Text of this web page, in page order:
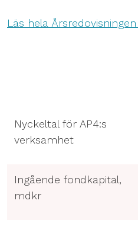
Läs hela
Nyckeltal för AP4:s
verksamhet
Ingående fondkapital,
mdkr